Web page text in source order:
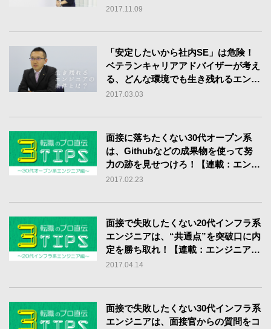
2017.11.09
「安定したいから社内SE」は危険！
ベテランキャリアアドバイザーが考え
る、どんな環境でも生き残れるエンジ
ニアの条件とは
2017.03.03
面接に落ちたくない30代オープン系
は、Githubなどの成果物を使って努
力の跡を見せつけろ！【連載：エンジ
ニア転職3Tips】
2017.02.23
面接で失敗したくない20代インフラ系
エンジニアは、“共通点”を突破口に内
定を勝ち取れ！【連載：エンジニア転
職3Tips】
2017.04.14
面接で失敗したくない30代インフラ系
エンジニアは、面接官からの質問をコ